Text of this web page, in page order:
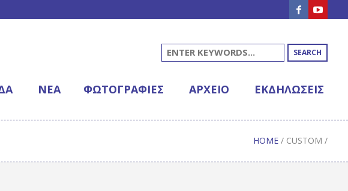
SEARCH
NΈΑ ΦΩΤΟΓΡΑΦΊΕΣ ΑΡΧΕΊΟ ΕΚΔΗΛΩΣΕΙΣ
HOME / CUSTOM /